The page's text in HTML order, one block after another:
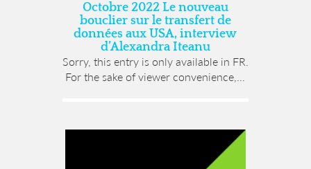
Octobre 2022 Le nouveau
bouclier sur le transfert de
données aux USA, interview
d’Alexandra Iteanu
Sorry, this entry is only available in FR.
For the sake of viewer convenience,...